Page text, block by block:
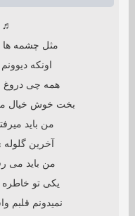
مثل چشمه ها
اونکه
همه چی دروغ
بخت خوش خیال
من باید
آخرین
من باید می
یکی تو
نمیدونم